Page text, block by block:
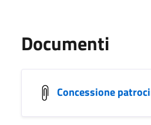
Documenti
Concessione